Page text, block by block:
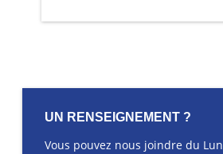
UN RENSEIGNEMENT ?
Vous pouvez nous joindre du